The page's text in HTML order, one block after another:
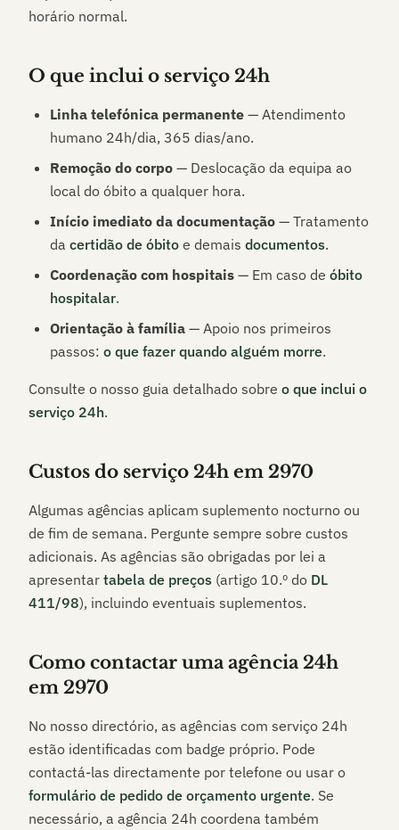
horário normal.
O que inclui o serviço 24h
Linha telefónica permanente — Atendimento
humano 24h/dia, 365 dias/ano.
Remoção do corpo — Deslocação da equipa ao
local do óbito a qualquer hora.
Início imediato da documentação — Tratamento
da certidão de óbito e demais documentos.
Coordenação com hospitais — Em caso de óbito
hospitalar.
Orientação à família — Apoio nos primeiros
passos: o que fazer quando alguém morre.
Consulte o nosso guia detalhado sobre o que inclui o
serviço 24h.
Custos do serviço 24h em 2970
Algumas agências aplicam suplemento nocturno ou
de fim de semana. Pergunte sempre sobre custos
adicionais. As agências são obrigadas por lei a
apresentar tabela de preços (artigo 10.º do DL
411/98), incluindo eventuais suplementos.
Como contactar uma agência 24h
em 2970
No nosso directório, as agências com serviço 24h
estão identificadas com badge próprio. Pode
contactá-las directamente por telefone ou usar o
formulário de pedido de orçamento urgente. Se
necessário, a agência 24h coordena também